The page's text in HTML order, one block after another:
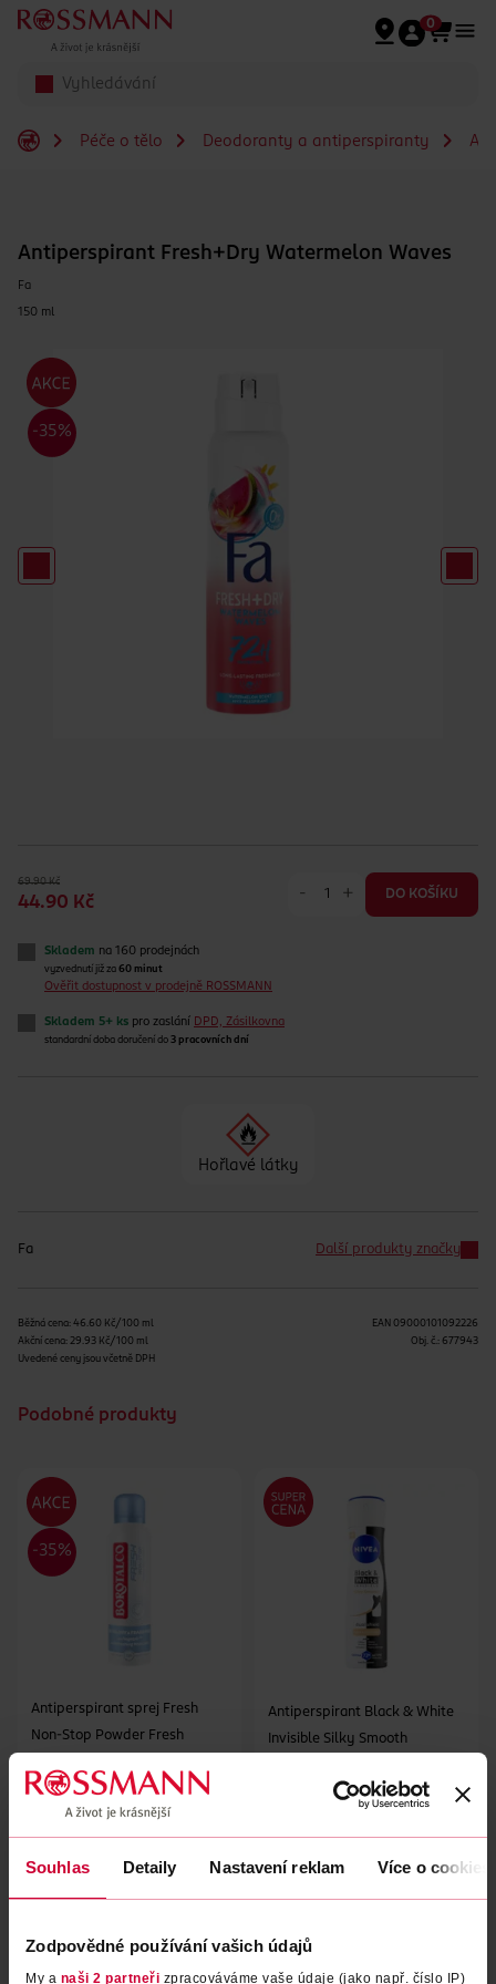
Souhlas Detaily Nastavení reklam Více o cookies
Zodpovědné používání vašich údajů
My a naši 2 partneři zpracováváme vaše údaje (jako např. číslo IP)
Přeskočit na hlavmní obsah
0
Péče o tělo Deodoranty a antiperspiranty
Antiperspirant Fresh+Dry Watermelon Waves
Fa
150 ml
69.90 Kč
44.90 Kč
- + DO KOŠÍKU
Skladem na 160 prodejnách
vyzvednutí již za 60 minut
Ověřit dostupnost v prodejně ROSSMANN
Skladem 5+ ks pro zaslání DPD, Zásilkovna
standardní doba doručení do 3 pracovních dní
Hořlavé látky
Fa Další produkty značky
Běžná cena: 46.60 Kč/100 ml
Akční cena: 29.93 Kč/100 ml
Uvedené ceny jsou včetně DPH
EAN 09000101092226
Obj. č.: 677943
Podobné produkty
Antiperspirant sprej Fresh
Non-Stop Powder Fresh
Borotalco 150 ml
109 Kč
Antiperspirant Black & White
Invisible Silky Smooth
59.90 Kč